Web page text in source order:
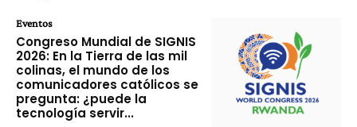
Eventos
Congreso Mundial de SIGNIS
2026: En la Tierra de las mil
colinas, el mundo de los
comunicadores católicos se
pregunta: ¿puede la
tecnología servir...